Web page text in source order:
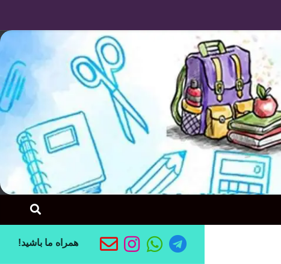
همراه ما باشید!